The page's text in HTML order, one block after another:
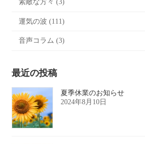
素敵な方々 (3)
運気の波 (111)
音声コラム (3)
最近の投稿
夏季休業のお知らせ
2024年8月10日